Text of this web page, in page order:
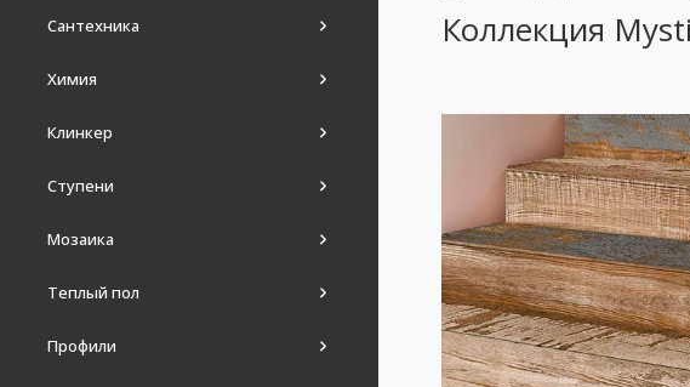
Сантехника
Химия
Клинкер
Ступени
Мозаика
Теплый пол
Профили
Коллекция